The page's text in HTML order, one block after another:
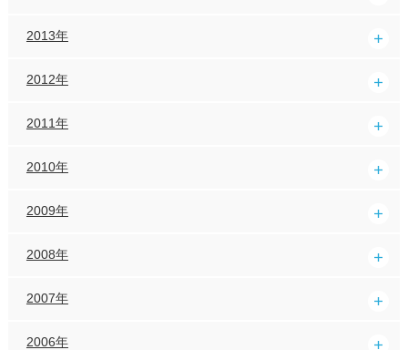
2013年
2012年
2011年
2010年
2009年
2008年
2007年
2006年